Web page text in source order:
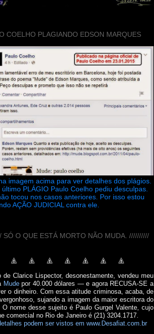
COELHO PLAGIANDO EDSON MARQUES
imagem acima para ver detalhes dos plágios.
último PLÁGIO Paulo Coelho pediu desculpas.
tocou nos casos anteriores. Por isso estou
AÇÃO JUDICIAL contra ele.
SÓ O QUE ESTÁ MORTO NÃO MUDA. //////////
de Clarice Lispector, desonestamente, vendeu meu
Mudepor 40.000 dólares — e agora RECUSA-SE a
o dinheiro. Com essa atitude criminosa, acaba, de
sujando a imagem da maior escritora do
O nome desse sujeito é Paulo Gurgel Valente, cujo
comercial no Rio de Janeiro é (21) 3204.1717.
podem ser vistos em www.Desafiat.com.br